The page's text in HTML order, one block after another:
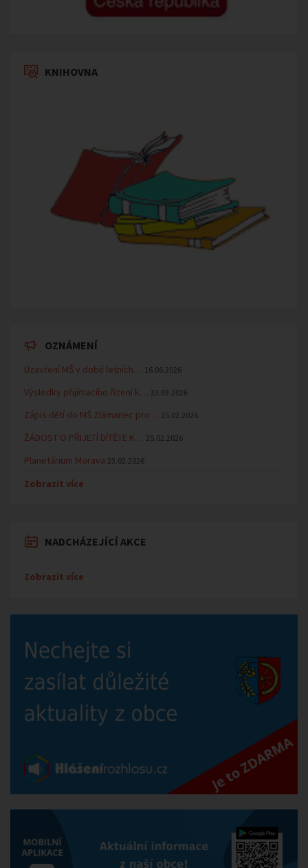
KNIHOVNA
OZNÁMENÍ
Uzavření MŠ v době letních… 16.06.2026
Výsledky přijímacího řízení k… 23.03.2026
Zápis dětí do MŠ Zlámanec pro… 25.02.2026
ŽÁDOST O PŘIJETÍ DÍTĚTE K… 25.02.2026
Planetárium Morava 23.02.2026
Zobrazit více
NADCHÁZEJÍCÍ AKCE
Zobrazit více